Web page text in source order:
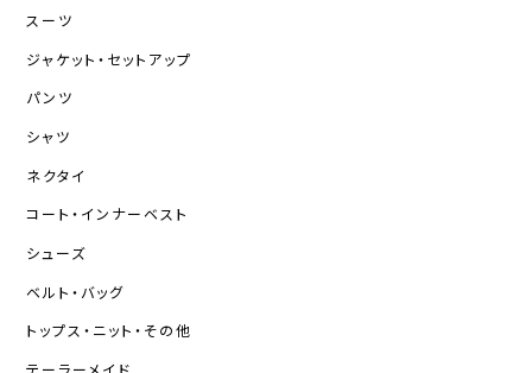
スーツ
ジャケット・セットアップ
パンツ
シャツ
ネクタイ
コート・インナーベスト
シューズ
ベルト・バッグ
トップス・ニット・その他